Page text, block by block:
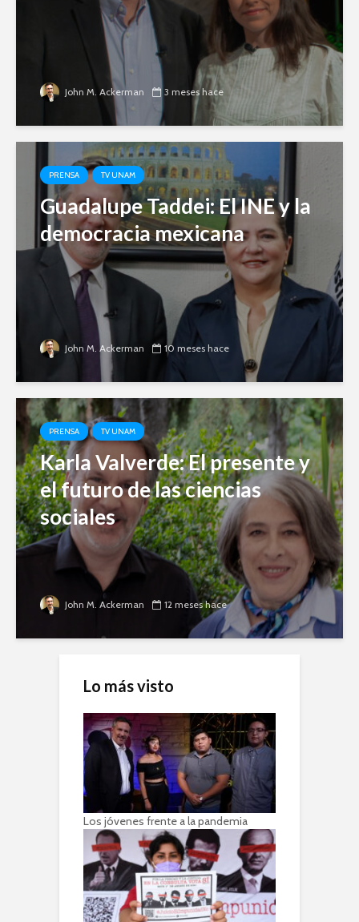
John M. Ackerman 3 meses hace
PRENSA TV UNAM
Guadalupe Taddei: El INE y la
democracia mexicana
John M. Ackerman 10 meses hace
PRENSA TV UNAM
Karla Valverde: El presente y
el futuro de las ciencias
sociales
John M. Ackerman 12 meses hace
Lo más visto
Los jóvenes frente a la pandemia